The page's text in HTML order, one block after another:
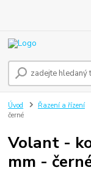
Úvod Řazení a řízení
černé
Volant -
mm -